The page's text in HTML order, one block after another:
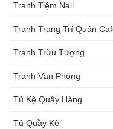
Tranh Tiệm Nail
Tranh Trang Trí Quán
Tranh Trừu Tượng
Tranh Văn Phòng
Tủ Kệ Quầy Hàng
Tủ Quầy Kệ